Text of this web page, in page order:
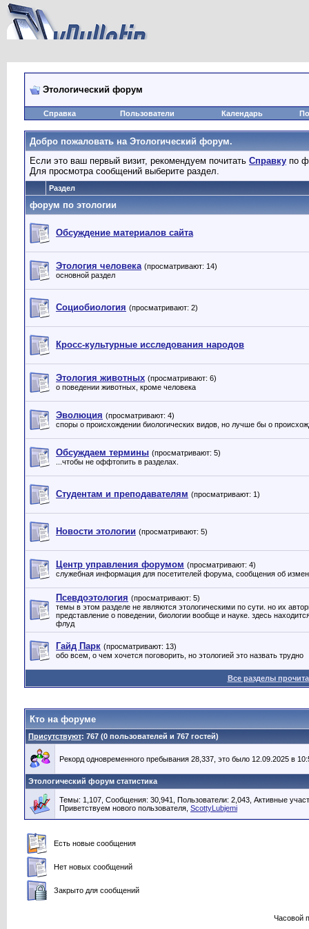
Этологический форум
Справка Пользователи Календарь
Добро пожаловать на Этологический форум.
Если это ваш первый визит, рекомендуем почитать Справку по
Для просмотра сообщений выберите раздел.
Раздел
форум по этологии
Обсуждение материалов сайта
Этология человека (просматривают: 14)
основной раздел
Социобиология (просматривают: 2)
Кросс-культурные исследования народов
Этология животных (просматривают: 6)
о поведении животных, кроме человека
Эволюция (просматривают: 4)
споры о происхождении биологических видов, но лучше бы о
Обсуждаем термины (просматривают: 5)
...чтобы не оффтопить в разделах.
Студентам и преподавателям (просматривают: 1)
Новости этологии (просматривают: 5)
Центр управления форумом (просматривают: 4)
служебная информация для посетителей форума, сообщения об
Псевдоэтология (просматривают: 5)
темы в этом разделе не являются этологическими по сути. но их
представление о поведении, биологии вообще и науке. здесь
флуд
Гайд Парк (просматривают: 13)
обо всем, о чем хочется поговорить, но этологией это назвать трудно
Все разделы
Кто на форуме
Присутствуют: 767 (0 пользователей и 767 гостей)
Рекорд одновременного пребывания 28,337, это было 12.09.2025 в
Этологический форум статистика
Темы: 1,107, Сообщения: 30,941, Пользователи: 2,043, Активные
Приветствуем нового пользователя, ScottyLubjemi
Есть новые сообщения
Нет новых сообщений
Закрыто для сообщений
Часовой